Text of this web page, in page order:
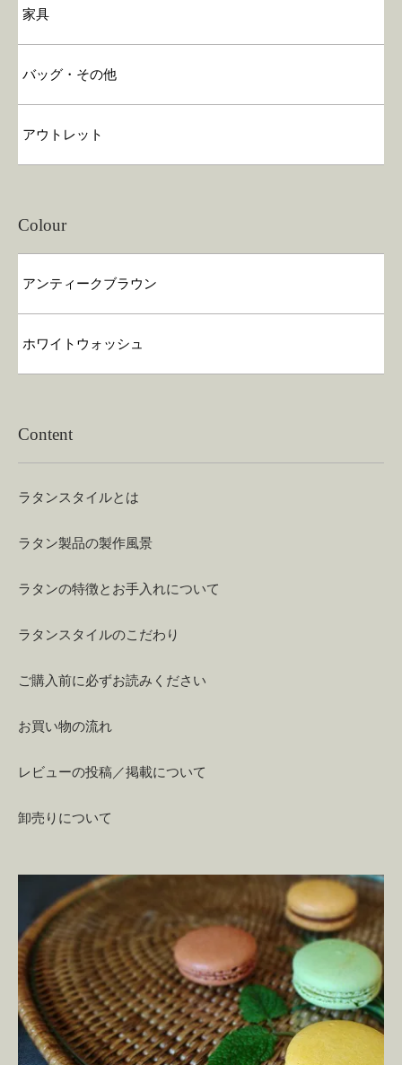
家具
バッグ・その他
アウトレット
Colour
アンティークブラウン
ホワイトウォッシュ
Content
ラタンスタイルとは
ラタン製品の製作風景
ラタンの特徴とお手入れについて
ラタンスタイルのこだわり
ご購入前に必ずお読みください
お買い物の流れ
レビューの投稿／掲載について
卸売りについて